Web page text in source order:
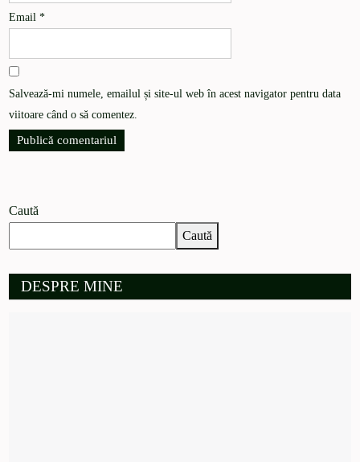
Email*
Salvează-mi numele, emailul și site-ul web în acest navigator pentru data
viitoare când o să comentez.
Caută
Caută
DESPRE MINE